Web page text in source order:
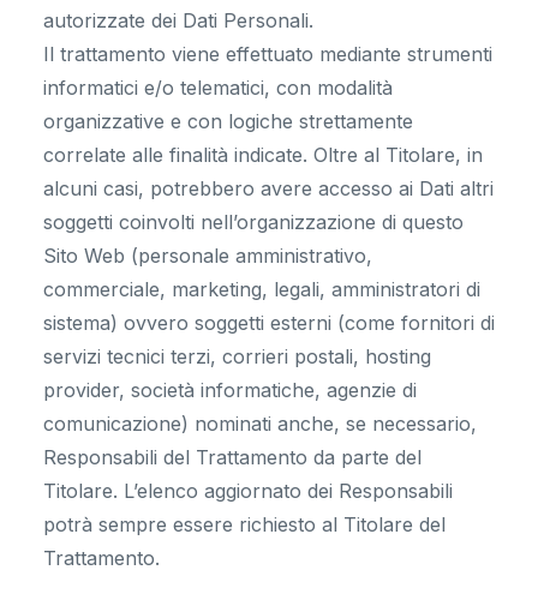
autorizzate dei Dati Personali.
Il trattamento viene effettuato mediante strumenti
informatici e/o telematici, con modalità
organizzative e con logiche strettamente
correlate alle finalità indicate. Oltre al Titolare, in
alcuni casi, potrebbero avere accesso ai Dati altri
soggetti coinvolti nell’organizzazione di questo
Sito Web (personale amministrativo,
commerciale, marketing, legali, amministratori di
sistema) ovvero soggetti esterni (come fornitori di
servizi tecnici terzi, corrieri postali, hosting
provider, società informatiche, agenzie di
comunicazione) nominati anche, se necessario,
Responsabili del Trattamento da parte del
Titolare. L’elenco aggiornato dei Responsabili
potrà sempre essere richiesto al Titolare del
Trattamento.